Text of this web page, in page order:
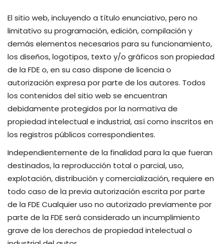
El sitio web, incluyendo a título enunciativo, pero no
limitativo su programación, edición, compilación y
demás elementos necesarios para su funcionamiento,
los diseños, logotipos, texto y/o gráficos son propiedad
de la FDE o, en su caso dispone de licencia o
autorización expresa por parte de los autores. Todos
los contenidos del sitio web se encuentran
debidamente protegidos por la normativa de
propiedad intelectual e industrial, así como inscritos en
los registros públicos correspondientes.
Independientemente de la finalidad para la que fueran
destinados, la reproducción total o parcial, uso,
explotación, distribución y comercialización, requiere en
todo caso de la previa autorización escrita por parte
de la FDE Cualquier uso no autorizado previamente por
parte de la FDE será considerado un incumplimiento
grave de los derechos de propiedad intelectual o